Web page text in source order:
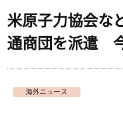
米原子力協会
通商団を派遣
海外ニュース